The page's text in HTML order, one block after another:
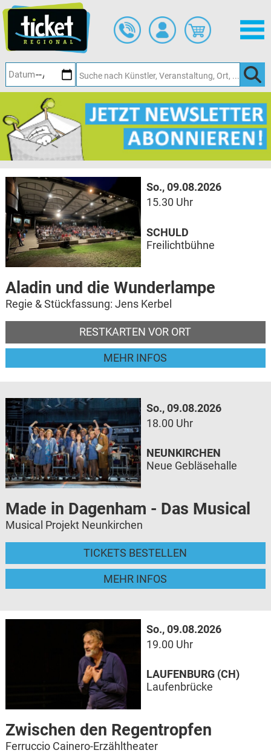
Hauptinhalt
springen
So., 09.08.2026
15.30 Uhr
Aladin und die Wunderlampe
Regie & Stückfassung: Jens Kerbel
RESTKARTEN VOR ORT
MEHR INFOS
SCHULD
Freilichtbühne
So., 09.08.2026
18.00 Uhr
Made in Dagenham - Das Musical
Musical Projekt Neunkirchen
TICKETS BESTELLEN
MEHR INFOS
NEUNKIRCHEN
Neue Gebläsehalle
So., 09.08.2026
19.00 Uhr
Zwischen den Regentropfen
Ferruccio Cainero-Erzähltheater
LAUFENBURG (CH)
Laufenbrücke